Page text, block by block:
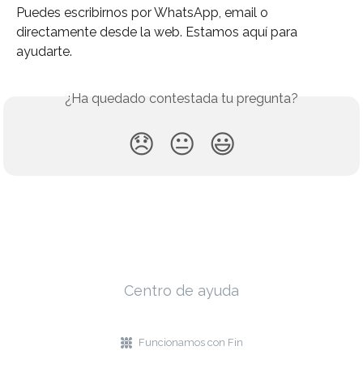
Puedes escribirnos por WhatsApp, email o
directamente desde la web. Estamos aquí para
ayudarte.
¿Ha quedado contestada tu pregunta?
😞 😐 😃
Centro de ayuda
Funcionamos con Fin